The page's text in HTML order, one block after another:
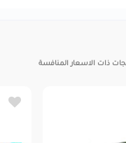
ذات الاسعار المنافسة